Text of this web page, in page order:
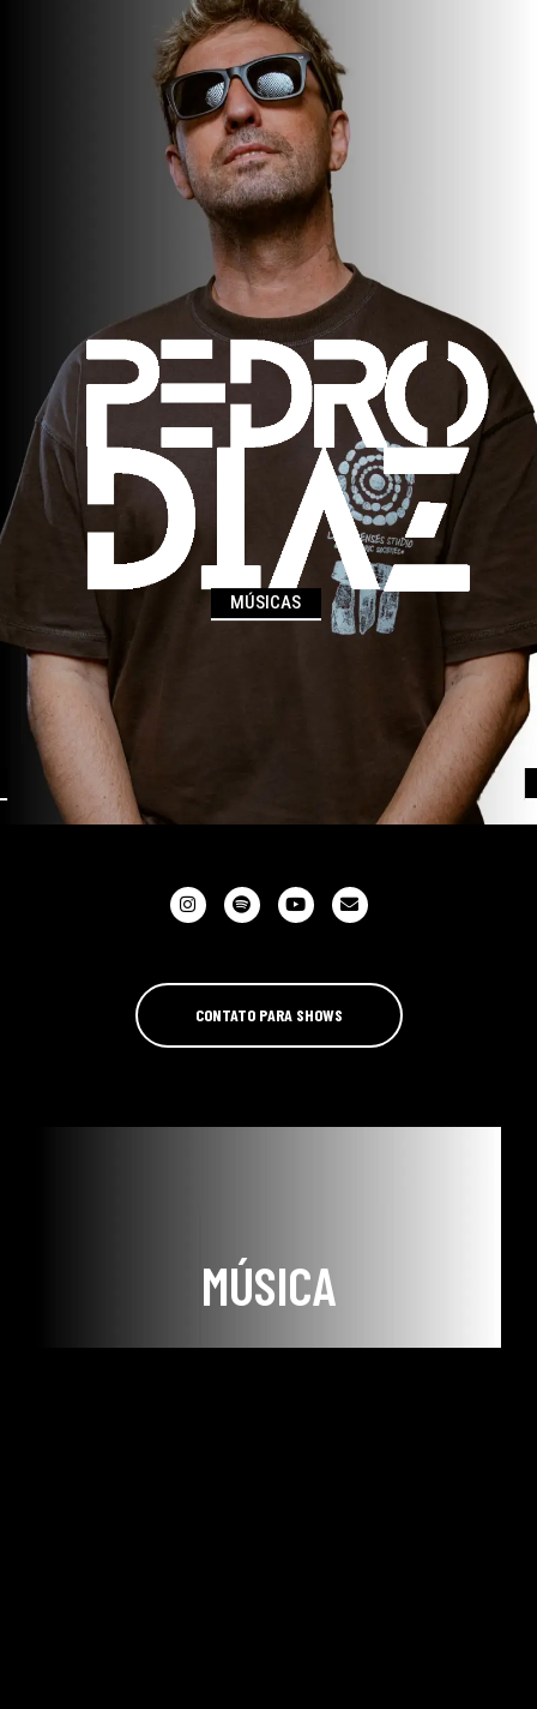
MÚSICAS
CONTATO PARA SHOWS
MÚSICA